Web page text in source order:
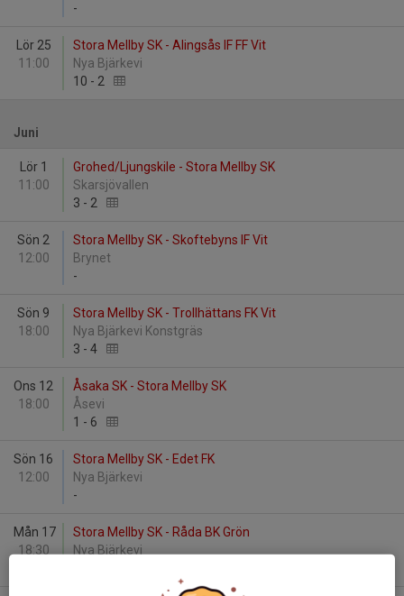
-
Lör 25
11:00
Stora Mellby SK - Alingsås IF FF Vit
Nya Bjärkevi
10 - 2
Juni
Lör 1
11:00
Grohed/Ljungskile - Stora Mellby SK
Skarsjövallen
3 - 2
Sön 2
12:00
Stora Mellby SK - Skoftebyns IF Vit
Brynet
-
Sön 9
18:00
Stora Mellby SK - Trollhättans FK Vit
Nya Bjärkevi Konstgräs
3 - 4
Ons 12
18:00
Åsaka SK - Stora Mellby SK
Åsevi
1 - 6
Sön 16
12:00
Stora Mellby SK - Edet FK
Nya Bjärkevi
-
Mån 17
18:30
Stora Mellby SK - Råda BK Grön
Nya Bjärkevi